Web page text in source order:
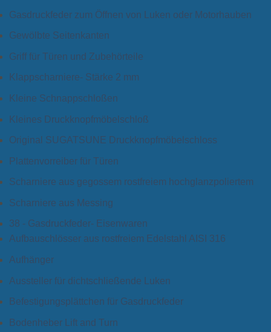
Gasdruckfeder zum Öffnen von Luken oder Motorhauben
Gewölbte Seitenkanten
Griff für Türen und Zubehörteile
Klappscharniere- Stärke 2 mm
Kleine Schnappschloßen
Kleines Druckknopfmöbelschloß
Original SUGATSUNE Druckknopfmöbelschloss
Plattenvorreiber für Türen
Scharniere aus gegossem rostfreiem hochglanzpoliertem
Scharniere aus Messing
38 - Gasdruckfeder- Eisenwaren
Aufbauschlösser aus rostfreiem Edelstahl AISI 316
Aufhänger
Aussteller für dichtschließende Luken
Befestigungsplättchen für Gasdruckfeder
Bodenheber Lift and Turn